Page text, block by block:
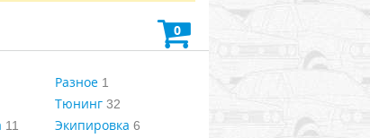
0
11
Разное1
Тюнинг32
Экипировка 6